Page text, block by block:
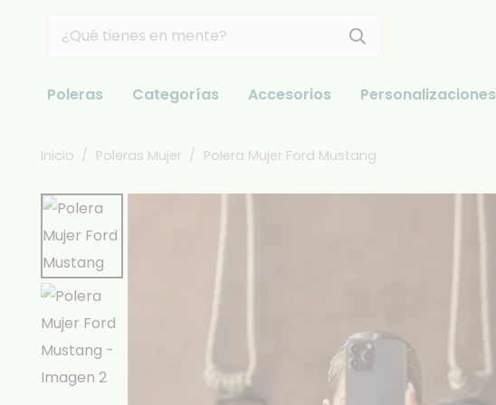
Poleras Categorías Accesorios Personalizaciones
Inicio / Poleras Mujer / Polera Mujer Ford Mustang